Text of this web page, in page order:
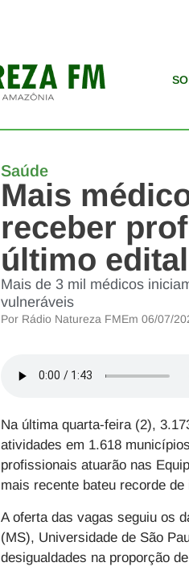
Saúde
Mais
receber
último edital
Mais de 3 mil médicos
vulneráveis
Por Rádio Natureza FMEm 06/07/
Na última quarta-feira (2),
atividades em 1.618
profissionais atuarão nas
mais recente bateu recorde
A oferta das vagas seguiu os
(MS), Universidade de São
desigualdades na proporção